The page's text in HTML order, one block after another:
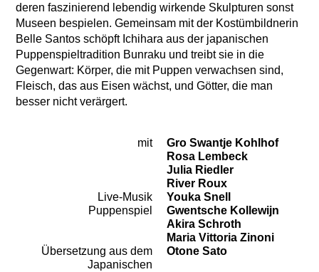
deren faszinierend lebendig wirkende Skulpturen sonst
Museen bespielen. Gemeinsam mit der Kostümbildnerin
Belle Santos schöpft Ichihara aus der japanischen
Puppenspieltradition Bunraku und treibt sie in die
Gegenwart: Körper, die mit Puppen verwachsen sind,
Fleisch, das aus Eisen wächst, und Götter, die man
besser nicht verärgert.
Besetzung
mit
Gro Swantje Kohlhof
Rosa Lembeck
Julia Riedler
River Roux
Live-Musik
Youka Snell
Puppenspiel
Gwentsche Kollewijn
Akira Schroth
Maria Vittoria Zinoni
Übersetzung aus dem
Japanischen
Otone Sato